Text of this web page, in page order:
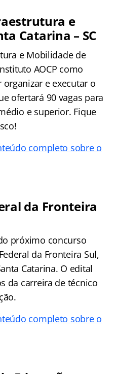
e
Catarina – SC
e Mobilidade de
AOCP como
e executar o
ofertará 90 vagas para
e superior. Fique
completo sobre o
da Fronteira
próximo concurso
da Fronteira Sul,
Catarina. O edital
da carreira de técnico
completo sobre o